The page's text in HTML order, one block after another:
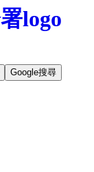
Google搜尋